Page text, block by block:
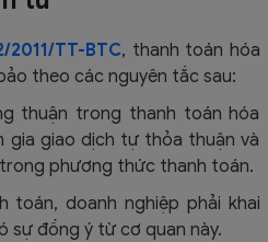
TT-BTC, thanh toán hóa
theo các nguyên tắc sau:
thuận trong thanh toán hóa
gia giao dịch tự thỏa thuận và
phương thức thanh toán.
toán, doanh nghiệp phải khai
sự đồng ý từ cơ quan này.